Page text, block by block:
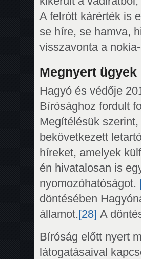
A felrótt kárérték is
se híre, se hamva,
visszavonta a
Megnyert ügyek
Hagyó és védője
Bírósághoz fordult
Megítélésük
bekövetkezett
híreket, amelyek
én hivatalosan is
nyomozóhatóságot.
döntésében
államot. [28] A
Bíróság előtt nyert
látogatásaival